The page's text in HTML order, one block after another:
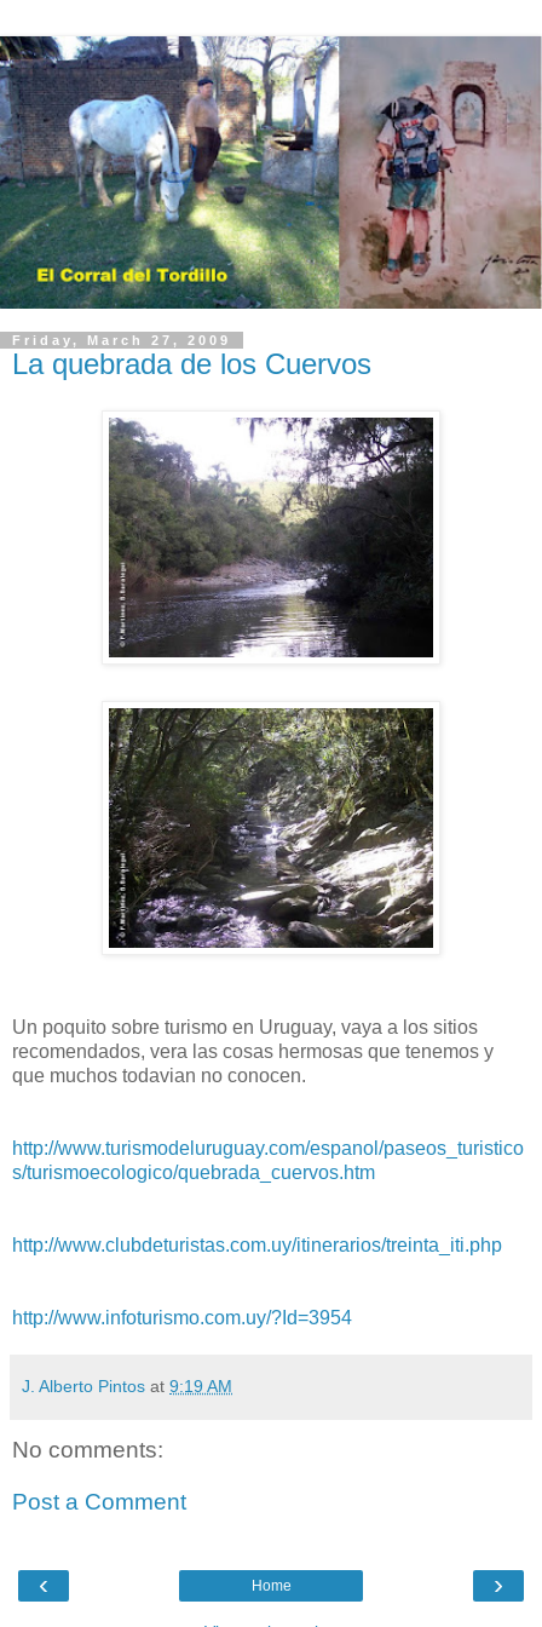
Friday, March 27, 2009
La quebrada de los Cuervos
Un poquito sobre turismo en Uruguay, vaya a los sitios
recomendados, vera las cosas hermosas que tenemos y
que muchos todavian no conocen.
http://www.turismodeluruguay.com/espanol/paseos_turistico
s/turismoecologico/quebrada_cuervos.htm
http://www.clubdeturistas.com.uy/itinerarios/treinta_iti.php
http://www.infoturismo.com.uy/?Id=3954
J. Alberto Pintos at 9:19 AM
No comments:
Post a Comment
‹ ›
Home